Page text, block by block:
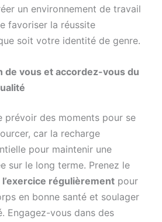
un environnement de travail
favoriser la réussite
soit votre identité de genre.
de vous et accordez-vous du
prévoir des moments pour se
car la recharge
pour maintenir une
sur le long terme. Prenez le
régulièrementpour
en bonne santé et soulager
Engagez-vous dans des